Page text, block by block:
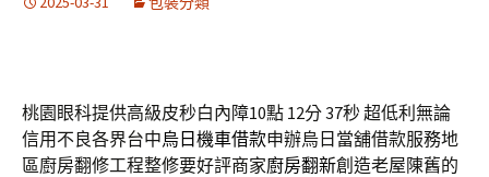
桃園眼科提供高級皮秒白內障10點 12分 37秒超低利無論
信用不良各界台中烏日機車借款申辦烏日當舖借款服務地
區廚房翻修工程整修要好評商家廚房翻新創造老屋陳舊的